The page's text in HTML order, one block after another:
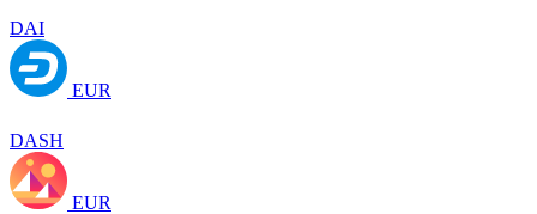
DAI
EUR
DASH
EUR